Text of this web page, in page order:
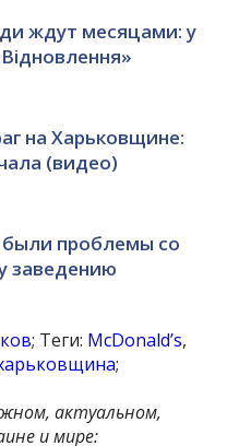
ждут месяцами: у
на Харьковщине:
(видео)
проблемы со
заведению
; Теги: МcDonald’s,
;
актуальном,
и мире: